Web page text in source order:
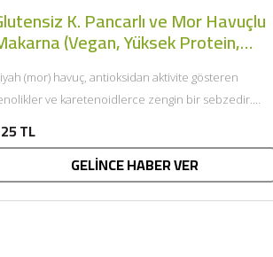
K. Pancarlı ve Mor Havuçlu
(Vegan, Yüksek Protein,
200gr) - Sadrena
(mor) havuç, antioksidan aktivite gösteren
ve karetenoidlerce zengin bir sebzedir.
TL
GELİNCE HABER VER